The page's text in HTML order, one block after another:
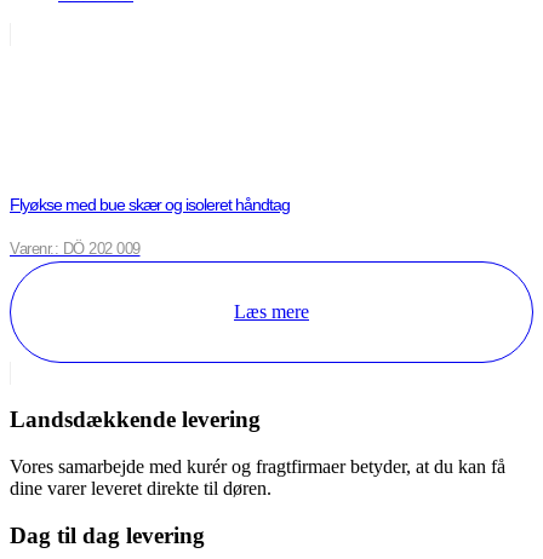
Flyøkse med bue skær og isoleret håndtag
Varenr.: DÖ 202 009
Læs mere
Landsdækkende levering
Vores samarbejde med kurér og fragtfirmaer betyder, at du kan få
dine varer leveret direkte til døren.
Dag til dag levering